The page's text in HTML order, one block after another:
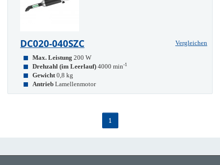
DC020-040SZC
Vergleichen
Max. Leistung 200 W
Drehzahl (im Leerlauf) 4000 min-1
Gewicht 0,8 kg
Antrieb Lamellenmotor
1